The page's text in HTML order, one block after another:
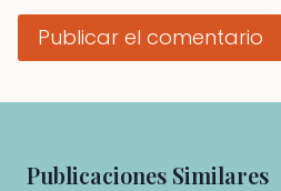
Publicaciones Similares